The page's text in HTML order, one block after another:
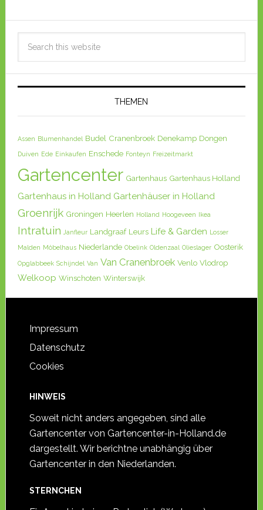
THEMEN
Assen Blumenhandel Budel Cranenbroek Denekamp Dongen
Duiven Ede Einkaufen Enschede Fonteyn Freizeitmarkt
Gartencenter Gartenhaus Gartenhaus Holland
Gartenhaus in Holland Gartenhäuser in Holland
Groenrijk Groningen Heerlen Holland Hoogeveen Ikea
Intratuin Janfleur Landgraaf Leurs Life & Garden Losser
Malden Möbelhaus Niederlande Obelink Oldenzaal Olieslager Oosterik
Opglabbeek Schijndel Van Van Cranenbroek Venlo Vlodrop
Welkoop Winschoten Winterswijk
Impressum
Datenschutz
Cookies
HINWEIS
Soweit nicht anders angegeben, sind alle
Gartencenter von Gartencenter-in-Holland.de
dargestellt. Wir berichtne unabhängig über
Gartencenter in den Niederlanden.
STERNCHEN